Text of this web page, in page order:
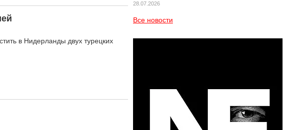
в Нидерланды двух турецких
28.07.2026
Все новости